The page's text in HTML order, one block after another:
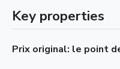
Key properties
Prix original: le point